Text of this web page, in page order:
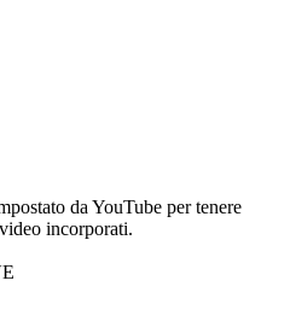
da YouTube per tenere
incorporati.